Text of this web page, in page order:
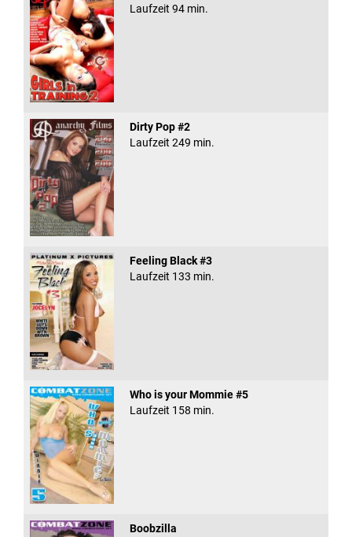
Laufzeit 94 min.
Dirty Pop #2
Laufzeit 249 min.
Feeling Black #3
Laufzeit 133 min.
Who is your Mommie #5
Laufzeit 158 min.
Boobzilla